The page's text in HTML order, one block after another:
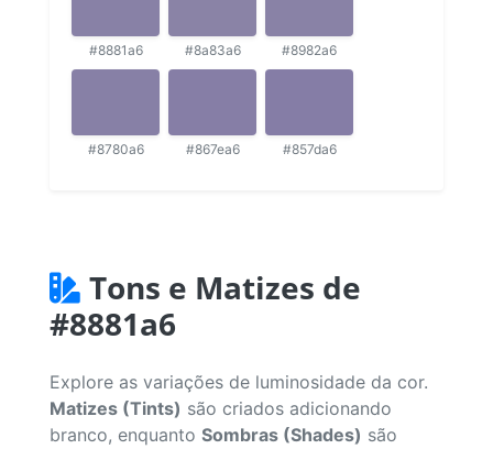
#8881a6 #8a83a6 #8982a6
#8780a6 #867ea6 #857da6
Tons e Matizes de
#8881a6
Explore as variações de luminosidade da cor.
Matizes (Tints) são criados adicionando
branco, enquanto Sombras (Shades) são